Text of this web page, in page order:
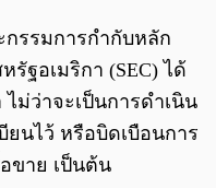
รรมการกำกับหลัก
ฐอเมริกา (SEC) ได้
ม่ว่าจะเป็นการดำเนิน
ยนไว้ หรือบิดเบือนการ
ขาย เป็นต้น